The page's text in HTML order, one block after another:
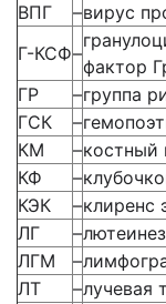
ВПГ
–вирус
Г-КСФ–
фактор
ГР
–группа
ГСК
–
КМ
–костный
КФ
–
КЭК
–клиренс
ЛГ
–
ЛГМ
–
ЛТ
–лучевая